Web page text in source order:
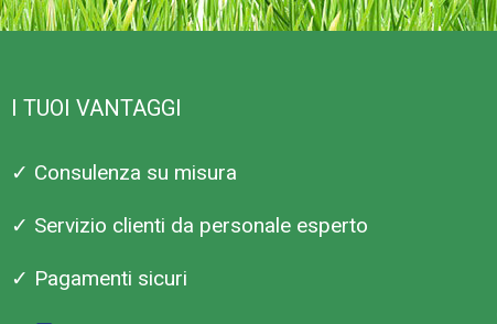
I TUOI VANTAGGI
✓ Consulenza su misura
✓ Servizio clienti da personale esperto
✓ Pagamenti sicuri